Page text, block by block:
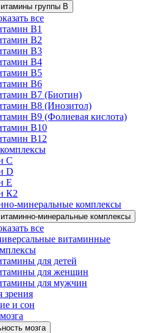
группы B
все
B1
B2
B3
B4
B5
B6
B7 (Биотин)
B8 (Инозитол)
B9 (Фолиевая кислота)
B10
B12
C
D
E
К2
минеральные комплексы
минеральные комплексы
все
витаминные
для детей
для женщин
для мужчин
зрения
и сон
мозга